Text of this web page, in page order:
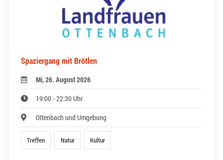
Spaziergang mit Brötlen
Mi, 26. August 2026
19:00 - 22:30 Uhr
Ottenbach und Umgebung
Treffen Natur Kultur